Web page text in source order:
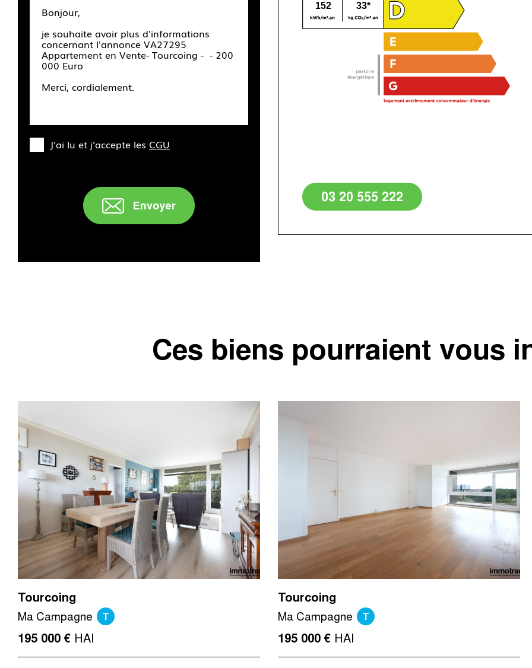
J'ai lu et j'accepte les CGU
Envoyer
152 33*
03 20 555 222
Ces biens pourraient vous
Tourcoing
Ma Campagne T
195 000 € HAI
Tourcoing
Ma Campagne T
195 000 € HAI